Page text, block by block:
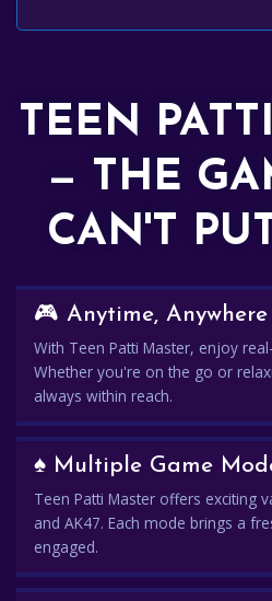
TEEN
— THE
CAN'T
With Teen Patti Master, enjoy
Whether you're on the go or
always within reach.
♠️ Multiple Game
Teen Patti Master offers exciting
and AK47. Each mode brings a
engaged.